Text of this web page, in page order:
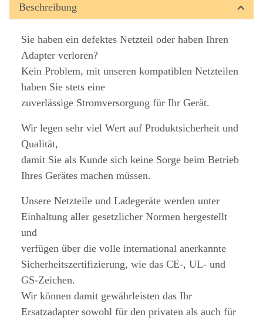
Beschreibung
Sie haben ein defektes Netzteil oder haben Ihren
Adapter verloren?
Kein Problem, mit unseren kompatiblen Netzteilen
haben Sie stets eine
zuverlässige Stromversorgung für Ihr Gerät.
Wir legen sehr viel Wert auf Produktsicherheit und
Qualität,
damit Sie als Kunde sich keine Sorge beim Betrieb
Ihres Gerätes machen müssen.
Unsere Netzteile und Ladegeräte werden unter
Einhaltung aller gesetzlicher Normen hergestellt
und
verfügen über die volle international anerkannte
Sicherheitszertifizierung, wie das CE-, UL- und
GS-Zeichen.
Wir können damit gewährleisten das Ihr
Ersatzadapter sowohl für den privaten als auch für